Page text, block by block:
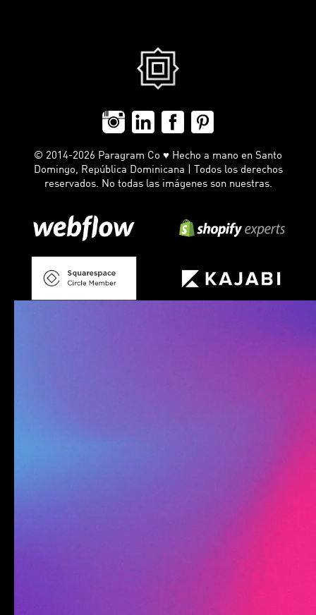
© 2014-2026 Paragram Co ♥ Hecho a mano en Santo
Domingo, República Dominicana | Todos los derechos
reservados. No todas las imágenes son nuestras.